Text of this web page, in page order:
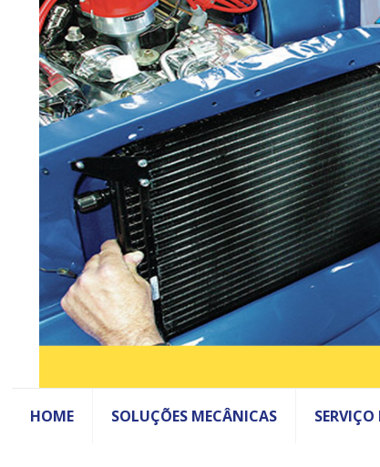
HOME SOLUÇÕES MECÂNICAS